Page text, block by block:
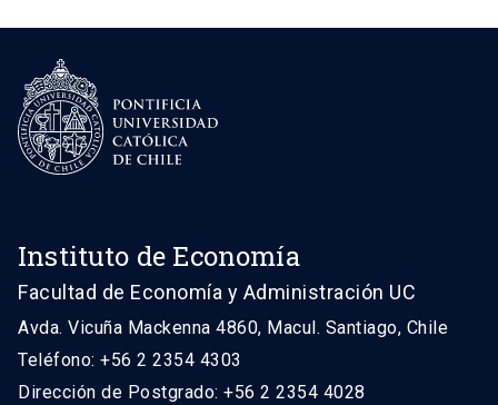
Instituto de Economía
Facultad de Economía y Administración UC
Avda. Vicuña Mackenna 4860, Macul. Santiago, Chile
Teléfono: +56 2 2354 4303
Dirección de Postgrado: +56 2 2354 4028